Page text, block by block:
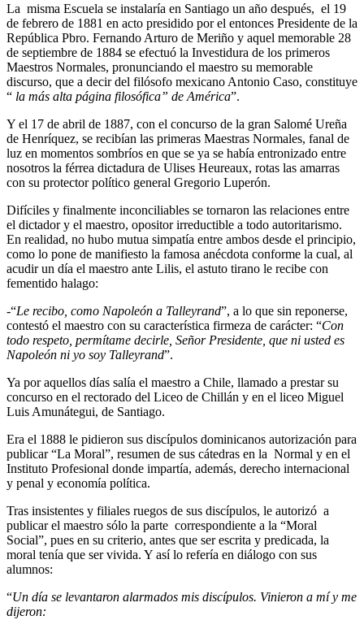
La misma Escuela se instalaría en Santiago un año después, el 19
de febrero de 1881 en acto presidido por el entonces Presidente de la
República Pbro. Fernando Arturo de Meriño y aquel memorable 28
de septiembre de 1884 se efectuó la Investidura de los primeros
Maestros Normales, pronunciando el maestro su memorable
discurso, que a decir del filósofo mexicano Antonio Caso, constituye
“ la más alta página filosófica” de América”.
Y el 17 de abril de 1887, con el concurso de la gran Salomé Ureña
de Henríquez, se recibían las primeras Maestras Normales, fanal de
luz en momentos sombríos en que se ya se había entronizado entre
nosotros la férrea dictadura de Ulises Heureaux, rotas las amarras
con su protector político general Gregorio Luperón.
Difíciles y finalmente inconciliables se tornaron las relaciones entre
el dictador y el maestro, opositor irreductible a todo autoritarismo.
En realidad, no hubo mutua simpatía entre ambos desde el principio,
como lo pone de manifiesto la famosa anécdota conforme la cual, al
acudir un día el maestro ante Lilis, el astuto tirano le recibe con
fementido halago:
-“Le recibo, como Napoleón a Talleyrand”, a lo que sin reponerse,
contestó el maestro con su característica firmeza de carácter: “Con
todo respeto, permítame decirle, Señor Presidente, que ni usted es
Napoleón ni yo soy Talleyrand”.
Ya por aquellos días salía el maestro a Chile, llamado a prestar su
concurso en el rectorado del Liceo de Chillán y en el liceo Miguel
Luis Amunátegui, de Santiago.
Era el 1888 le pidieron sus discípulos dominicanos autorización para
publicar “La Moral”, resumen de sus cátedras en la Normal y en el
Instituto Profesional donde impartía, además, derecho internacional
y penal y economía política.
Tras insistentes y filiales ruegos de sus discípulos, le autorizó a
publicar el maestro sólo la parte correspondiente a la “Moral
Social”, pues en su criterio, antes que ser escrita y predicada, la
moral tenía que ser vivida. Y así lo refería en diálogo con sus
alumnos:
“Un día se levantaron alarmados mis discípulos. Vinieron a mí y me
dijeron: